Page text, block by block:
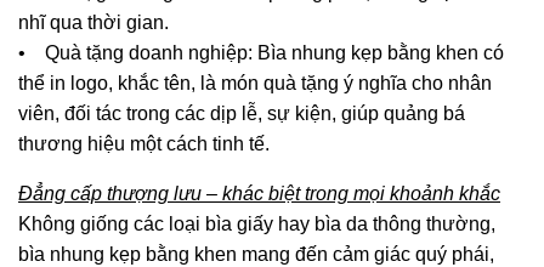
nhĩ qua thời gian.
• Quà tặng doanh nghiệp: Bìa nhung kẹp bằng khen có
thể in logo, khắc tên, là món quà tặng ý nghĩa cho nhân
viên, đối tác trong các dịp lễ, sự kiện, giúp quảng bá
thương hiệu một cách tinh tế.
Đẳng cấp thượng lưu – khác biệt trong mọi khoảnh khắc
Không giống các loại bìa giấy hay bìa da thông thường,
bìa nhung kẹp bằng khen mang đến cảm giác quý phái,